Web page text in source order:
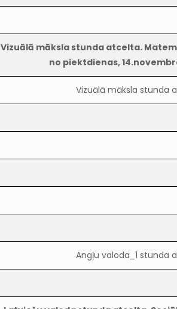
Vizuālā māksla stunda atcelta.
no piektdienas,
Vizuālā māksla stunda
Angļu valoda_1 stunda